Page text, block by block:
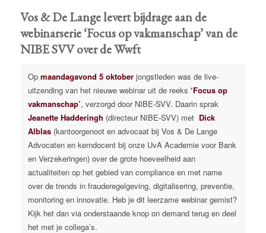
Vos & De Lange levert bijdrage aan de
webinarserie ‘Focus op vakmanschap’ van de
NIBE SVV over de Wwft
Op maandagavond 5 oktober jongstleden was de live-
uitzending van het nieuwe webinar uit de reeks ‘Focus op
vakmanschap’, verzorgd door NIBE-SVV. Daarin sprak
Jeanette Hadderingh (directeur NIBE-SVV) met Dick
Alblas(kantoorgenoot en advocaat bij Vos & De Lange
Advocaten en kerndocent bij onze UvA Academie voor Bank
en Verzekeringen) over de grote hoeveelheid aan
actualiteiten op het gebied van compliance en met name
over de trends in frauderegelgeving, digitalisering, preventie,
monitoring en innovatie. Heb je dit leerzame webinar gemist?
Kijk het dan via onderstaande knop on demand terug en deel
het met je collega’s.